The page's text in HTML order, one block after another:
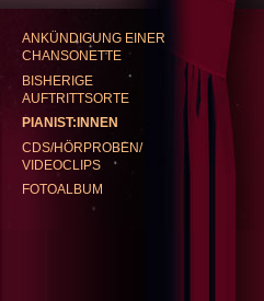
Inhalt
Startseite
ANKÜNDIGUNG EINER
CHANSONETTE
BISHERIGE
AUFTRITTSORTE
PIANIST:INNEN
CDS/HÖRPROBEN/
VIDEOCLIPS
FOTOALBUM